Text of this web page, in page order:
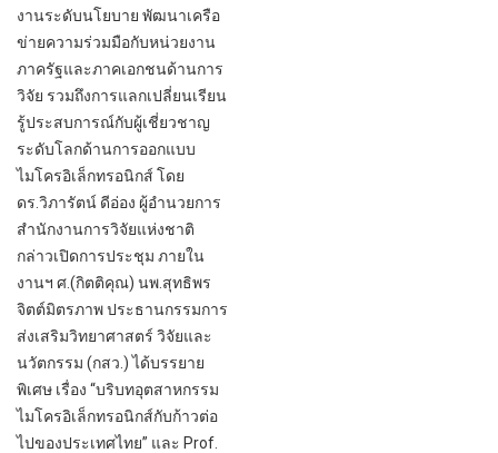
งานระดับนโยบาย พัฒนาเครือ
ข่ายความร่วมมือกับหน่วยงาน
ภาครัฐและภาคเอกชนด้านการ
วิจัย รวมถึงการแลกเปลี่ยนเรียน
รู้ประสบการณ์กับผู้เชี่ยวชาญ
ระดับโลกด้านการออกแบบ
ไมโครอิเล็กทรอนิกส์ โดย
ดร.วิภารัตน์ ดีอ่อง ผู้อำนวยการ
สำนักงานการวิจัยแห่งชาติ
กล่าวเปิดการประชุม ภายใน
งานฯ ศ.(กิตติคุณ) นพ.สุทธิพร
จิตต์มิตรภาพ ประธานกรรมการ
ส่งเสริมวิทยาศาสตร์ วิจัยและ
นวัตกรรม (กสว.) ได้บรรยาย
พิเศษ เรื่อง “บริบทอุตสาหกรรม
ไมโครอิเล็กทรอนิกส์กับก้าวต่อ
ไปของประเทศไทย” และ Prof.